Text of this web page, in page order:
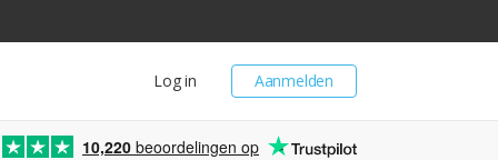
Aanmelden
Log in
10,220 beoordelingen op